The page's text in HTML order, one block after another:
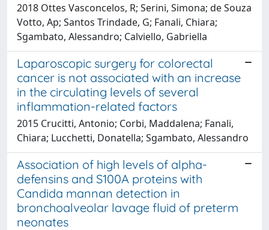
2018 Ottes Vasconcelos, R; Serini, Simona; de Souza
Votto, Ap; Santos Trindade, G; Fanali, Chiara;
Sgambato, Alessandro; Calviello, Gabriella
Laparoscopic surgery for colorectal
cancer is not associated with an increase
in the circulating levels of several
inflammation-related factors
2015 Crucitti, Antonio; Corbi, Maddalena; Fanali,
Chiara; Lucchetti, Donatella; Sgambato, Alessandro
Association of high levels of alpha-
defensins and S100A proteins with
Candida mannan detection in
bronchoalveolar lavage fluid of preterm
neonates